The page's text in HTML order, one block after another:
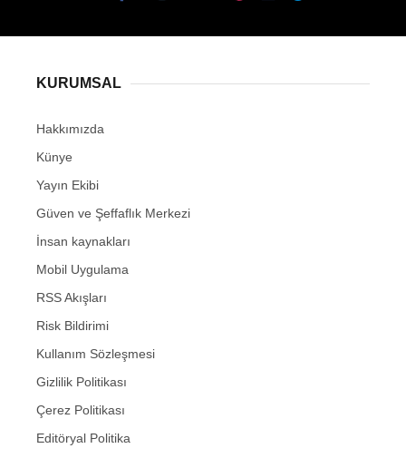
KURUMSAL
Hakkımızda
Künye
Yayın Ekibi
Güven ve Şeffaflık Merkezi
İnsan kaynakları
Mobil Uygulama
RSS Akışları
Risk Bildirimi
Kullanım Sözleşmesi
Gizlilik Politikası
Çerez Politikası
Editöryal Politika